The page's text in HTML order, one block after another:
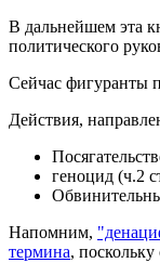
В дальнейшем эта
политического
Сейчас фигуранты
Действия,
геноцид (ч.2
Напомним,
термина,